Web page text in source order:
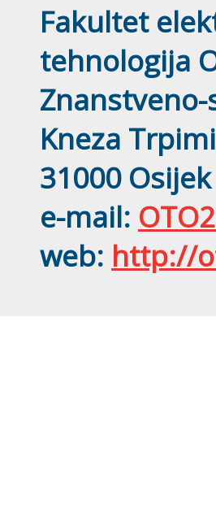
Fakultet
tehnologija
Kneza
31000 Osijek
e-mail:
web: http://